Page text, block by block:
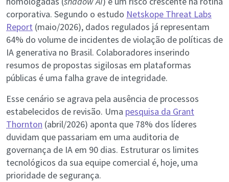
corporativa. Segundo o estudo Netskope Threat Labs
Report (maio/2026), dados regulados já representam
64% do volume de incidentes de violação de políticas de
IA generativa no Brasil. Colaboradores inserindo
resumos de propostas sigilosas em plataformas
públicas é uma falha grave de integridade.
Esse cenário se agrava pela ausência de processos
estabelecidos de revisão. Uma pesquisa da Grant
Thornton (abril/2026) aponta que 78% dos líderes
duvidam que passariam em uma auditoria de
governança de IA em 90 dias. Estruturar os limites
tecnológicos da sua equipe comercial é, hoje, uma
prioridade de segurança.